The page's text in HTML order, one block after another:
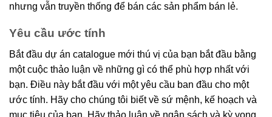
nhưng vẫn truyền thống để bán các sản phẩm bán lẻ.
Yêu cầu ước tính
Bắt đầu dự án catalogue mới thú vị của bạn bắt đầu bằng
một cuộc thảo luận về những gì có thể phù hợp nhất với
bạn. Điều này bắt đầu với một yêu cầu ban đầu cho một
ước tính. Hãy cho chúng tôi biết về sứ mệnh, kế hoạch và
mục tiêu của bạn. Hãy thảo luận về ngân sách và kỳ vọng